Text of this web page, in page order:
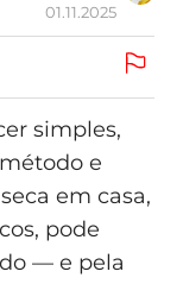
01.11.2025
simples,
e
em casa,
pode
— e pela